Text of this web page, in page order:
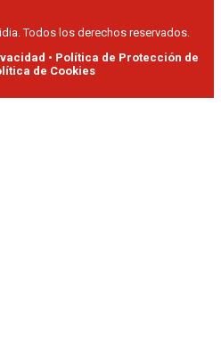
Todos los derechos reservados.
• Política de Protección de
de Cookies